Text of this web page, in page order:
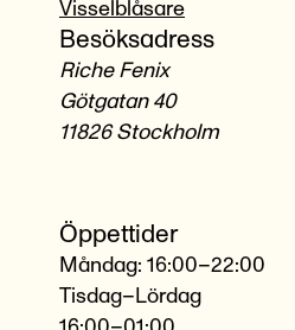
Öppettider
Måndag: 16:00–22:00
Tisdag–Lördag
Visselblåsare
Besöksadress
Riche Fenix
Götgatan 40
11826 Stockholm